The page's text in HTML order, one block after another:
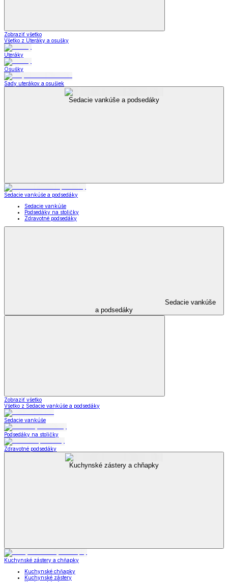
Zobraziť všetko
Všetko z Uteráky a osušky
Uteráky
Osušky
Sady uterákov a osušiek
Sedacie vankúše a podsedáky
Sedacie vankúše a podsedáky
Sedacie vankúše
Podsedáky na stoličky
Zdravotné podsedáky
Sedacie vankúše
a podsedáky
Zobraziť všetko
Všetko z Sedacie vankúše a podsedáky
Sedacie vankúše
Podsedáky na stoličky
Zdravotné podsedáky
Kuchynské zástery a chňapky
Kuchynské zástery a chňapky
Kuchynské chňapky
Kuchynské zástery